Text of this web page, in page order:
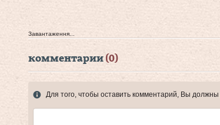
Завантаження...
комментарии (0)
Для того, чтобы оставить комментарий, Вы должны